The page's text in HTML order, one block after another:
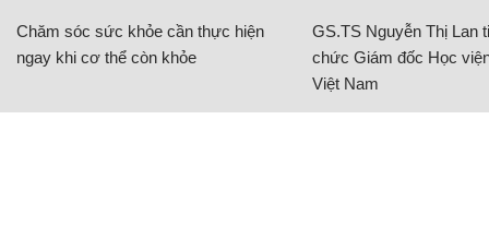
Chăm sóc sức khỏe cần thực hiện
ngay khi cơ thể còn khỏe
GS.TS Nguyễn Thị Lan
chức Giám đốc Học
Việt Nam